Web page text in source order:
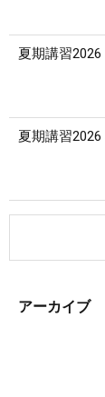
夏期講習
夏期講習
アーカイブ